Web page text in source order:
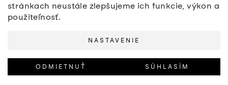
stránkach neustále zlepšujeme ich funkcie, výkon a
použiteľnosť.
NASTAVENIE
ODMIETNUŤ SÚHLASÍM
Vytvoril Shoptet